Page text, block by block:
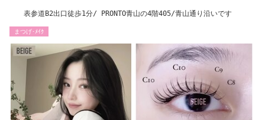
表参道B2出口徒歩1分/ PRONTO青山の4階405/青山通り沿いです
まつげ･ﾒｲｸ